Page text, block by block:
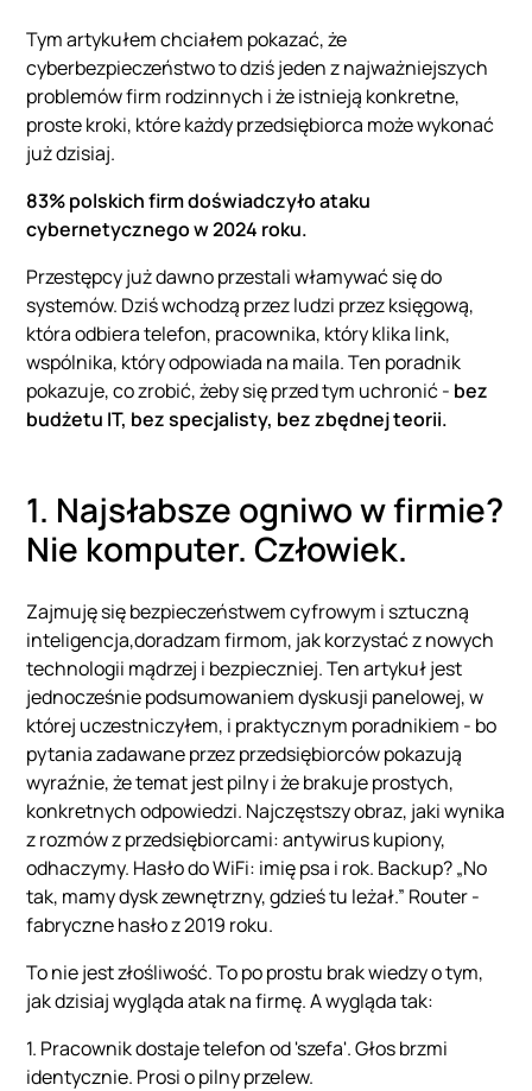
Tym artykułem chciałem pokazać, że
cyberbezpieczeństwo to dziś jeden z najważniejszych
problemów firm rodzinnych i że istnieją konkretne,
proste kroki, które każdy przedsiębiorca może wykonać
już dzisiaj.
83% polskich firm doświadczyło ataku
cybernetycznego w 2024 roku.
Przestępcy już dawno przestali włamywać się do
systemów. Dziś wchodzą przez ludzi przez księgową,
która odbiera telefon, pracownika, który klika link,
wspólnika, który odpowiada na maila. Ten poradnik
pokazuje, co zrobić, żeby się przed tym uchronić - bez
budżetu IT, bez specjalisty, bez zbędnej teorii.
1. Najsłabsze ogniwo w firmie?
Nie komputer. Człowiek.
Zajmuję się bezpieczeństwem cyfrowym i sztuczną
inteligencja,doradzam firmom, jak korzystać z nowych
technologii mądrzej i bezpieczniej. Ten artykuł jest
jednocześnie podsumowaniem dyskusji panelowej, w
której uczestniczyłem, i praktycznym poradnikiem - bo
pytania zadawane przez przedsiębiorców pokazują
wyraźnie, że temat jest pilny i że brakuje prostych,
konkretnych odpowiedzi. Najczęstszy obraz, jaki wynika
z rozmów z przedsiębiorcami: antywirus kupiony,
odhaczymy. Hasło do WiFi: imię psa i rok. Backup? „No
tak, mamy dysk zewnętrzny, gdzieś tu leżał.” Router -
fabryczne hasło z 2019 roku.
To nie jest złośliwość. To po prostu brak wiedzy o tym,
jak dzisiaj wygląda atak na firmę. A wygląda tak:
1. Pracownik dostaje telefon od 'szefa'. Głos brzmi
identycznie. Prosi o pilny przelew.